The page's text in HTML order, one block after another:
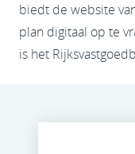
biedt de website
plan digitaal op te
is het